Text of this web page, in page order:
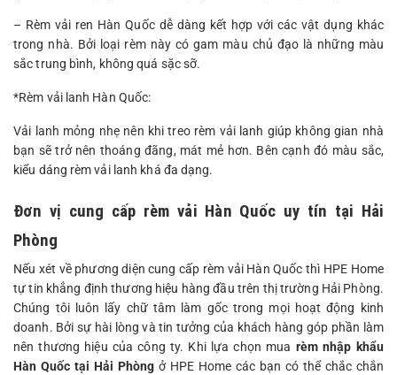
– Rèm vải ren Hàn Quốc dễ dàng kết hợp với các vật dụng khác
trong nhà. Bởi loại rèm này có gam màu chủ đạo là những màu
sắc trung bình, không quá sặc sỡ.
*Rèm vải lanh Hàn Quốc:
Vải lanh mỏng nhẹ nên khi treo rèm vải lanh giúp không gian nhà
bạn sẽ trở nên thoáng đãng, mát mẻ hơn. Bên cạnh đó màu sắc,
kiểu dáng rèm vải lanh khá đa dạng.
Đơn vị cung cấp rèm vải Hàn Quốc uy tín tại Hải
Phòng
Nếu xét về phương diện cung cấp rèm vải Hàn Quốc thì HPE Home
tự tin khẳng định thương hiệu hàng đầu trên thị trường Hải Phòng.
Chúng tôi luôn lấy chữ tâm làm gốc trong mọi hoạt động kinh
doanh. Bởi sự hài lòng và tin tưởng của khách hàng góp phần làm
nên thương hiệu của công ty. Khi lựa chọn mua rèm nhập khẩu
Hàn Quốc tại Hải Phòng ở HPE Home các bạn có thể chắc chắn